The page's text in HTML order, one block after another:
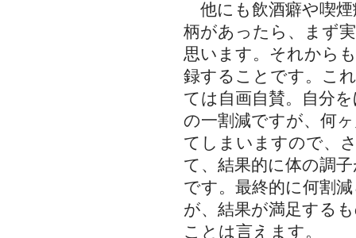
他にも飲酒癖や喫煙
柄があったら、まず
思います。それから
録することです。こ
ては自画自賛。自分
の一割減ですが、何
てしまいますので、
て、結果的に体の調
です。最終的に何割
が、結果が満足する
ことは言えます。